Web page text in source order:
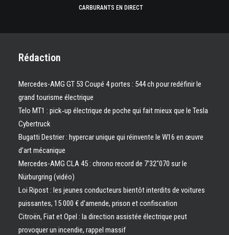
CARBURANTS EN DIRECT
Rédaction
Mercedes-AMG GT 53 Coupé 4 portes : 544 ch pour redéfinir le
grand tourisme électrique
Telo MT1 : pick‑up électrique de poche qui fait mieux que le Tesla
Cybertruck
Bugatti Destrier : hypercar unique qui réinvente le W16 en œuvre
d’art mécanique
Mercedes-AMG CLA 45 : chrono record de 7’32″070 sur le
Nürburgring (vidéo)
Loi Ripost : les jeunes conducteurs bientôt interdits de voitures
puissantes, 15 000 € d’amende, prison et confiscation
Citroën, Fiat et Opel : la direction assistée électrique peut
provoquer un incendie, rappel massif